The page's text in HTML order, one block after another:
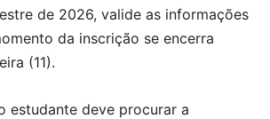
de 2026, valide as informações
da inscrição se encerra
(11).
estudante deve procurar a